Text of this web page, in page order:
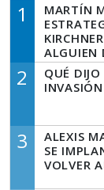
1
MARTÍN
ALGUIEN
DECIR A
TIENE
2
QUÉ
3
ALEXIS
SE
VOLVER